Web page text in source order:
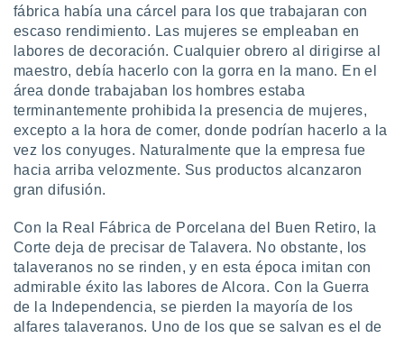
fábrica había una cárcel para los que trabajaran con
escaso rendimiento. Las mujeres se empleaban en
labores de decoración. Cualquier obrero al dirigirse al
maestro, debía hacerlo con la gorra en la mano. En el
área donde trabajaban los hombres estaba
terminantemente prohibida la presencia de mujeres,
excepto a la hora de comer, donde podrían hacerlo a la
vez los conyuges. Naturalmente que la empresa fue
hacia arriba velozmente. Sus productos alcanzaron
gran difusión.
Con la Real Fábrica de Porcelana del Buen Retiro, la
Corte deja de precisar de Talavera. No obstante, los
talaveranos no se rinden, y en esta época imitan con
admirable éxito las labores de Alcora. Con la Guerra
de la Independencia, se pierden la mayoría de los
alfares talaveranos. Uno de los que se salvan es el de